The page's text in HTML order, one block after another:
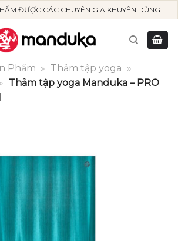
ĐƯỢC CÁC CHUYÊN GIA KHUYÊN DÙNG
Phẩm » Thảm tập yoga »
» Thảm tập yoga Manduka – PRO